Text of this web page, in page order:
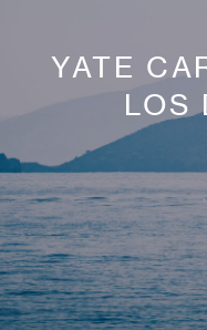
YATE
LOS